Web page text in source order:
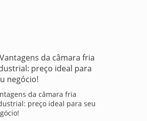
da câmara fria
preço ideal para seu